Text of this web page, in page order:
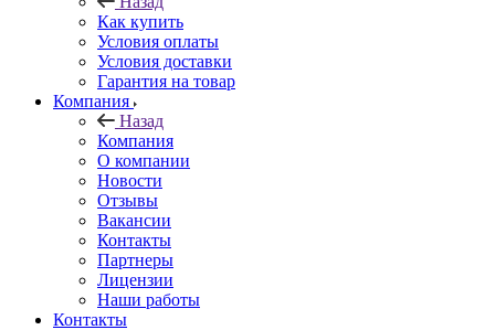
Как купить
Условия оплаты
Условия доставки
Гарантия на товар
Компания
Назад
Компания
О компании
Новости
Отзывы
Вакансии
Контакты
Партнеры
Лицензии
Наши работы
Контакты